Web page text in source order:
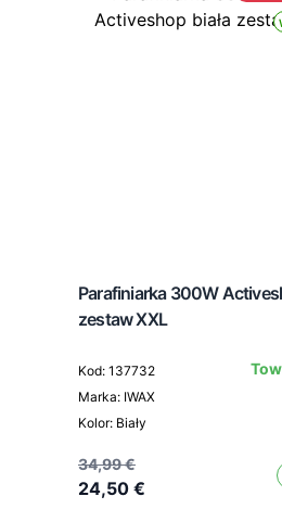
Parafiniarka 300W
zestaw XXL
Kod: 137732
Marka: IWAX
Kolor: Biały
34,99 €
24,50 €